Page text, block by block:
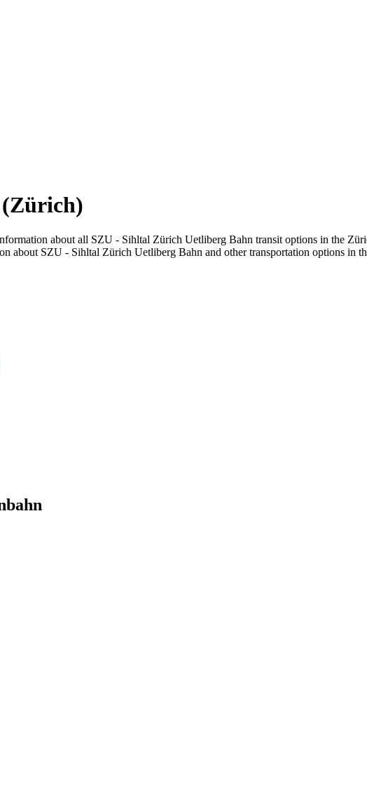
about all SZU - Sihltal Zürich Uetliberg Bahn transit options in the
about SZU - Sihltal Zürich Uetliberg Bahn and other transportation options in